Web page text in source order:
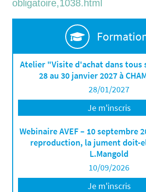
obligatoire,1038.html
Atelier "Visite d'achat dans tous
28 au 30 janvier 2027 à
28/01/2027
Je m'inscris
Webinaire AVEF – 10 septembre
reproduction, la jument doit-
L.Mangold
10/09/2026
Je m'inscris